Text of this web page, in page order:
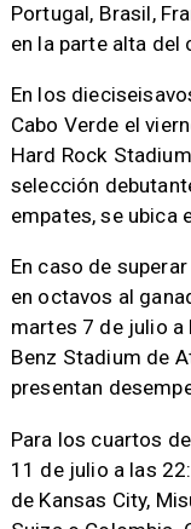
Portugal, Brasil,
en la parte alta del
En los
Cabo Verde el
Hard Rock
selección
empates, se ubica
En caso de
en octavos al
martes 7 de julio a
Benz Stadium de
presentan
Para los cuartos
11 de julio a las
de Kansas City,